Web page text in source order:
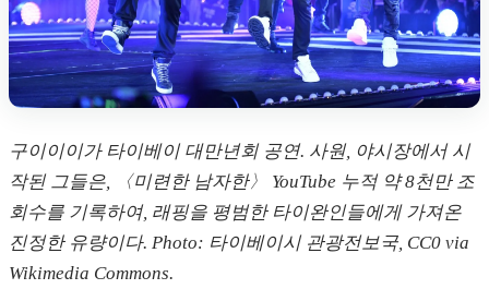
구이이이가 타이베이 대만년회 공연. 사원, 야시장에서 시
작된 그들은, 〈미련한 남자한〉 YouTube 누적 약 8천만 조
회수를 기록하여, 래핑을 평범한 타이완인들에게 가져온
진정한 유량이다. Photo: 타이베이시 관광전보국, CC0 via
Wikimedia Commons.